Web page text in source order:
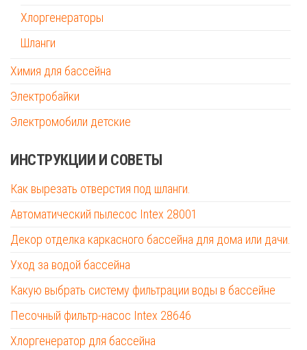
Хлоргенераторы
Шланги
Химия для бассейна
Электробайки
Электромобили детские
ИНСТРУКЦИИ И СОВЕТЫ
Как вырезать отверстия под шланги.
Автоматический пылесос Intex 28001
Декор отделка каркасного бассейна для дома или дачи.
Уход за водой бассейна
Какую выбрать систему фильтрации воды в бассейне
Песочный фильтр-насос Intex 28646
Хлоргенератор для бассейна